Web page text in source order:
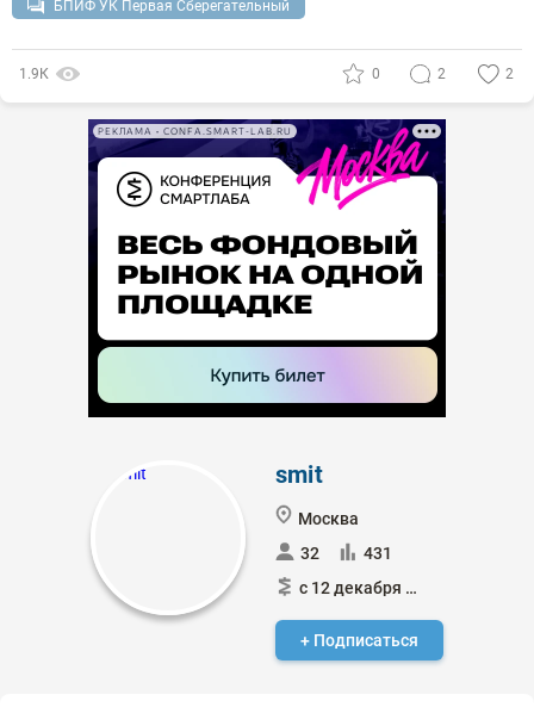
БПИФ УК Первая Сберегательный
1.9К 0 2 2
РЕКЛАМА • CONFA.SMART-LAB.RU
smit
Москва
32
431
с 12 декабря 2011
+ Подписаться